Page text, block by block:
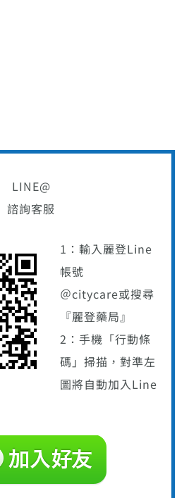
LINE@
諮詢客服
1：輸入麗登Line
帳號
＠citycare或搜尋
『麗登藥局』
2：手機「行動條
碼」掃描，對準左
圖將自動加入Line